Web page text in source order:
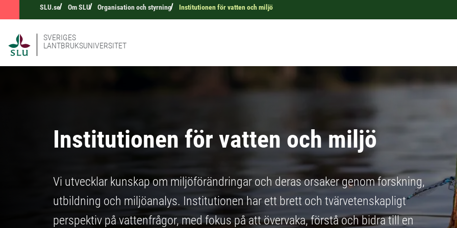
SLU.se Om SLU Organisation och styrning Institutionen för vatten och miljö
SVERIGES
LANTBRUKSUNIVERSITET
Institutionen för vatten och miljö
Vi utvecklar kunskap om miljöförändringar och deras orsaker genom forskning,
utbildning och miljöanalys. Institutionen har ett brett och tvärvetenskapligt
perspektiv på vattenfrågor, med fokus på att övervaka, förstå och bidra till en